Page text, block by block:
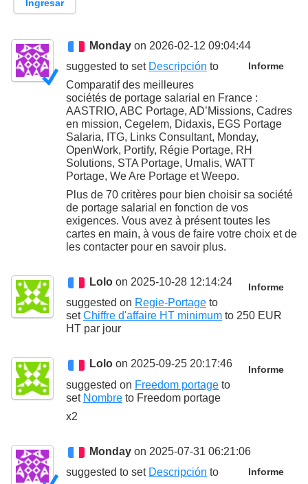
Ingresar
Monday on 2026-02-12 09:04:44
Informe
suggested to set Descripción to
Comparatif des meilleures
sociétés de portage salarial en France :
AASTRIO, ABC Portage, AD’Missions, Cadres
en mission, Cegelem, Didaxis, EGS Portage
Salaria, ITG, Links Consultant, Monday,
OpenWork, Portify, Régie Portage, RH
Solutions, STA Portage, Umalis, WATT
Portage, We Are Portage et Weepo.
Plus de 70 critères pour bien choisir sa société
de portage salarial en fonction de vos
exigences. Vous avez à présent toutes les
cartes en main, à vous de faire votre choix et de
les contacter pour en savoir plus.
Lolo on 2025-10-28 12:14:24 Informe
suggested on Regie-Portage to
setChiffre d'affaire HT minimum to 250 EUR
HT par jour
Lolo on 2025-09-25 20:17:46 Informe
suggested on Freedom portage to
set Nombre to Freedom portage
x2
Monday on 2025-07-31 06:21:06
Informe
suggested to set Descripción to